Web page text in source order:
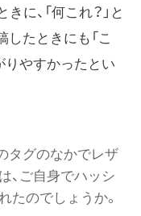
に、「何これ？」と
したときにも「こ
りやすかったとい
タグのなかでレザ
、ご自身でハッシ
たのでしょうか。